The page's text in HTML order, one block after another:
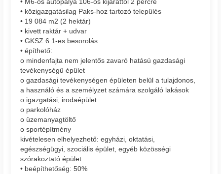
• M6-os autópálya 106-os kijárattól 2 percre
• közigazgatásilag Paks-hoz tartozó település
• 19 084 m2 (2 hektár)
• kivett raktár + udvar
• GKSZ 6.1-es besorolás
• építhető:
o mindenfajta nem jelentős zavaró hatású gazdasági
tevékenységű épület
o gazdasági tevékenységen épületen belül a tulajdonos,
a használó és a személyzet számára szolgáló lakások
o igazgatási, irodaépület
o parkolóház
o üzemanyagtöltő
o sportépítmény
kivételesen elhelyezhető: egyházi, oktatási,
egészségügyi, szociális épület, egyéb közösségi
szórakoztató épület
• beépíthetőség: 50%